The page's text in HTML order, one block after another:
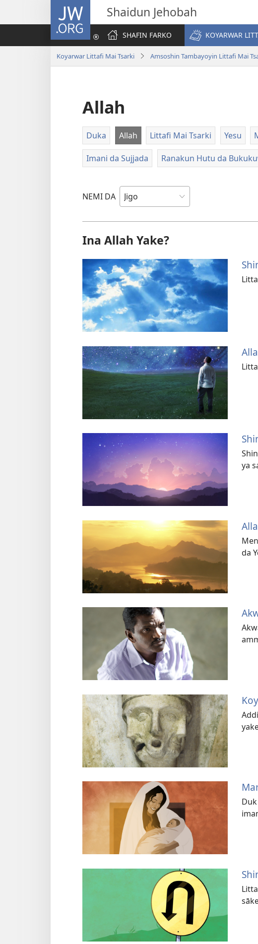
JW.ORG Shaidun Jehobah
SHAFIN FARKO
KOYARWAR
Koyarwar Littafi Mai Tsarki Amsoshin Tambayoyin Littafi Mai
Allah
Duka Allah Littafi Mai Tsarki Yesu
Imani da Sujjada Ranakun Hutu da
NEMI DA
Ina Allah Yake?
ya
da